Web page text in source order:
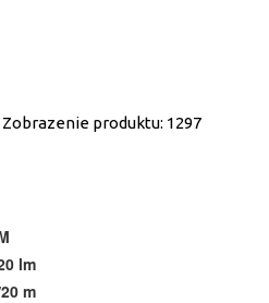
Zobrazenie produktu: 1297
lm
m